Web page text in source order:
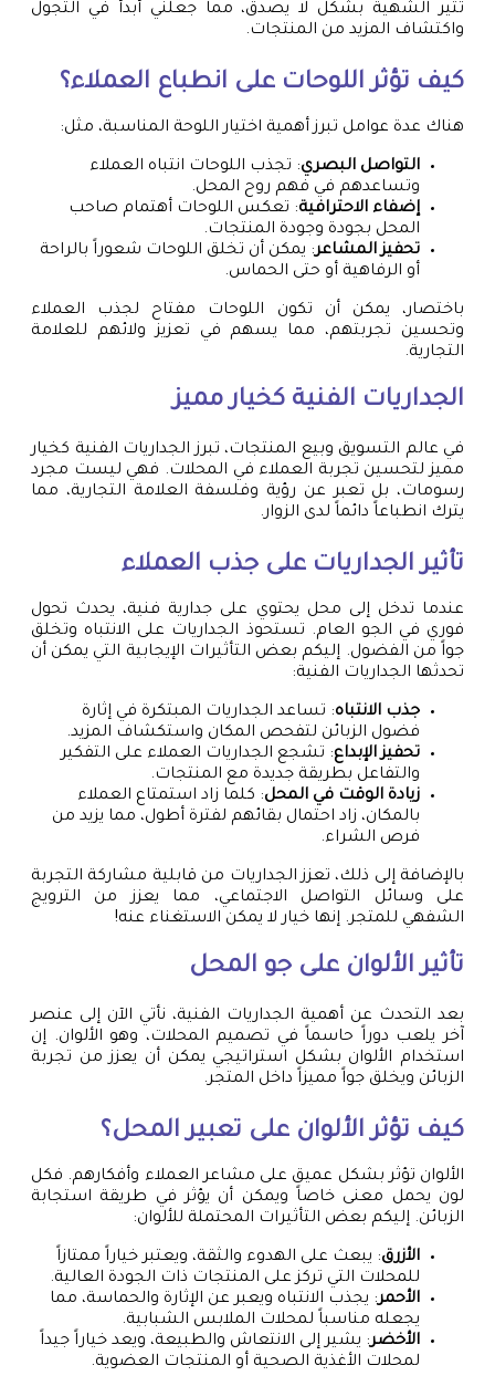
تثير الشهية بشكل لا يصدق، مما جعلني أبدأ في التجول
واكتشاف المزيد من المنتجات.
كيف تؤثر اللوحات على انطباع العملاء؟
هناك عدة عوامل تبرز أهمية اختيار اللوحة المناسبة، مثل:
التواصل البصري: تجذب اللوحات انتباه العملاء
وتساعدهم في فهم روح المحل.
إضفاء الاحترافية: تعكس اللوحات أهتمام صاحب
المحل بجودة وجودة المنتجات.
تحفيز المشاعر: يمكن أن تخلق اللوحات شعوراً بالراحة
أو الرفاهية أو حتى الحماس.
باختصار، يمكن أن تكون اللوحات مفتاح لجذب العملاء
وتحسين تجربتهم، مما يسهم في تعزيز ولائهم للعلامة
التجارية.
الجداريات الفنية كخيار مميز
في عالم التسويق وبيع المنتجات، تبرز الجداريات الفنية كخيار
مميز لتحسين تجربة العملاء في المحلات. فهي ليست مجرد
رسومات، بل تعبر عن رؤية وفلسفة العلامة التجارية، مما
يترك انطباعاً دائماً لدى الزوار.
تأثير الجداريات على جذب العملاء
عندما تدخل إلى محل يحتوي على جدارية فنية، يحدث تحول
فوري في الجو العام. تستحوذ الجداريات على الانتباه وتخلق
جواً من الفضول. إليكم بعض التأثيرات الإيجابية التي يمكن أن
تحدثها الجداريات الفنية:
جذب الانتباه: تساعد الجداريات المبتكرة في إثارة
فضول الزبائن لتفحص المكان واستكشاف المزيد.
تحفيز الإبداع: تشجع الجداريات العملاء على التفكير
والتفاعل بطريقة جديدة مع المنتجات.
زيادة الوقت في المحل: كلما زاد استمتاع العملاء
بالمكان، زاد احتمال بقائهم لفترة أطول، مما يزيد من
فرص الشراء.
بالإضافة إلى ذلك، تعزز الجداريات من قابلية مشاركة التجربة
على وسائل التواصل الاجتماعي، مما يعزز من الترويج
الشفهي للمتجر. إنها خيار لا يمكن الاستغناء عنه!
تأثير الألوان على جو المحل
بعد التحدث عن أهمية الجداريات الفنية، نأتي الآن إلى عنصر
آخر يلعب دوراً حاسماً في تصميم المحلات، وهو الألوان. إن
استخدام الألوان بشكل استراتيجي يمكن أن يعزز من تجربة
الزبائن ويخلق جواً مميزاً داخل المتجر.
كيف تؤثر الألوان على تعبير المحل؟
الألوان تؤثر بشكل عميق على مشاعر العملاء وأفكارهم. فكل
لون يحمل معنى خاصاً ويمكن أن يؤثر في طريقة استجابة
الزبائن. إليكم بعض التأثيرات المحتملة للألوان:
الأزرق: يبعث على الهدوء والثقة، ويعتبر خياراً ممتازاً
للمحلات التي تركز على المنتجات ذات الجودة العالية.
الأحمر: يجذب الانتباه ويعبر عن الإثارة والحماسة، مما
يجعله مناسباً لمحلات الملابس الشبابية.
الأخضر: يشير إلى الانتعاش والطبيعة، ويعد خياراً جيداً
لمحلات الأغذية الصحية أو المنتجات العضوية.